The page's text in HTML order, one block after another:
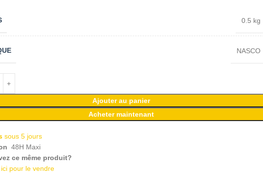
0.5 kg
NASCO
Ajouter au panier
Acheter maintenant
sous 5 jours
48H Maxi
ce même produit?
pour le vendre